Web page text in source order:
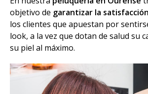
objetivo de garantizar la satisfacción
los clientes que apuestan por
look, a la vez que dotan de salud su
su piel al máximo.